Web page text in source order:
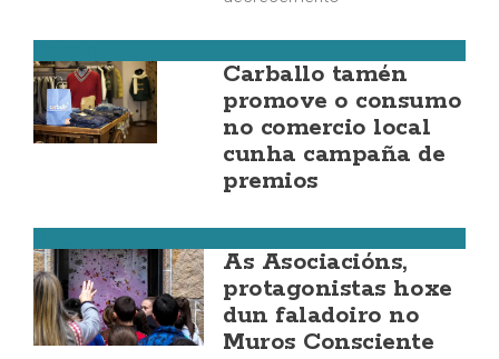
Carballo tamén
promove o consumo
no comercio local
cunha campaña de
premios
As Asociacións,
protagonistas hoxe
dun faladoiro no
Muros Consciente